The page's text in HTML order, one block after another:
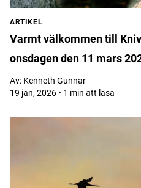
ARTIKEL
Varmt välkommen till
onsdagen den 11 mars
Av: Kenneth Gunnar
19 jan, 2026 • 1 min att läsa